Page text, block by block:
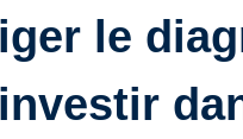
le